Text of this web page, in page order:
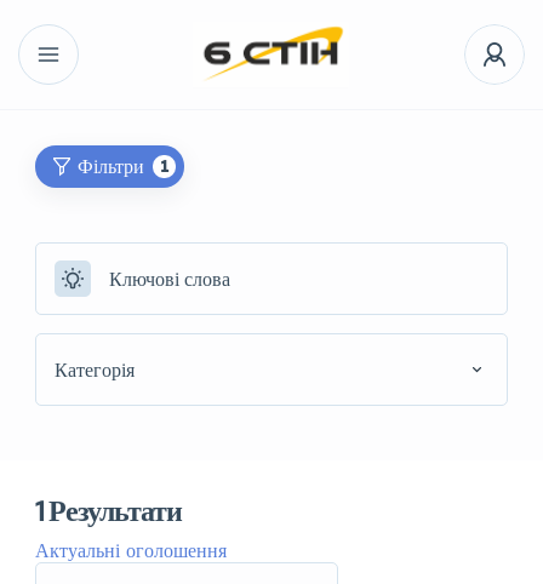
Фільтри 1
Категорія
1Результати
Актуальні оголошення